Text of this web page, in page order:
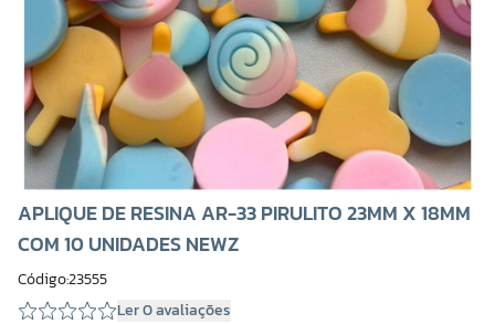
APLIQUE DE RESINA AR-33 PIRULITO 23MM X 18MM
COM 10 UNIDADES NEWZ
Código:23555
Ler 0 avaliações